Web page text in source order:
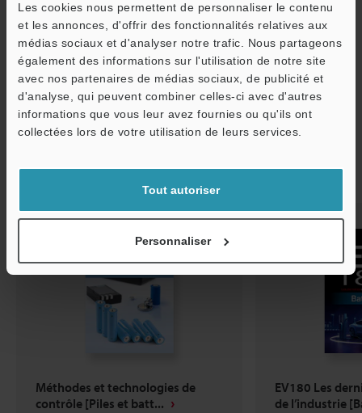
Les cookies nous permettent de personnaliser le contenu
et les annonces, d'offrir des fonctionnalités relatives aux
médias sociaux et d'analyser notre trafic. Nous partageons
également des informations sur l'utilisation de notre site
avec nos partenaires de médias sociaux, de publicité et
d'analyse, qui peuvent combiner celles-ci avec d'autres
informations que vous leur avez fournies ou qu'ils ont
collectées lors de votre utilisation de leurs services.
Tout autoriser
Personnaliser
Méthodes et technologies de
contrôle [Piles et batt...
EV180 Les
de l’industrie